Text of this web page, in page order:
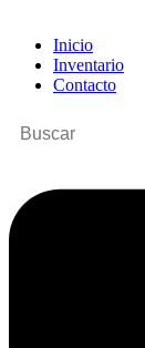
Inicio
Inventario
Contacto
Buscar
por: